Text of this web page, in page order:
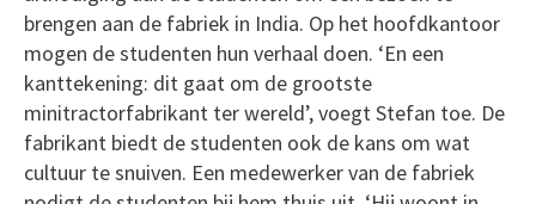
brengen aan de fabriek in India. Op het hoofdkantoor
mogen de studenten hun verhaal doen. ‘En een
kanttekening: dit gaat om de grootste
minitractorfabrikant ter wereld’, voegt Stefan toe. De
fabrikant biedt de studenten ook de kans om wat
cultuur te snuiven. Een medewerker van de fabriek